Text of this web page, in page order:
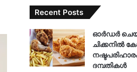
Recent Posts
ഓർഡർ
ചിക്കനിൽ
ദമ്പതികൾ